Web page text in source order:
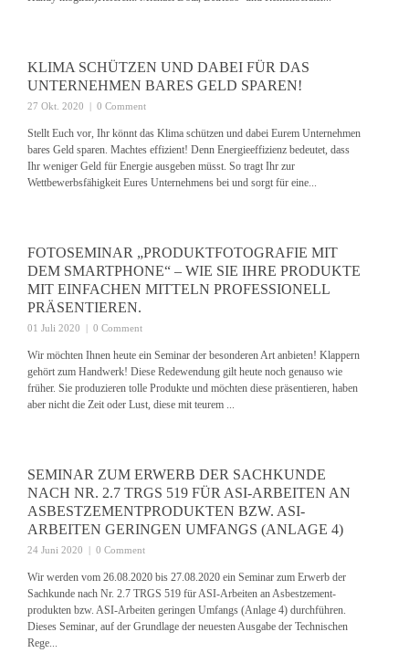
KLIMA SCHÜTZEN UND DABEI FÜR DAS
UNTERNEHMEN BARES GELD SPAREN!
27 Okt. 2020 | 0 Comment
Stellt Euch vor, Ihr könnt das Klima schützen und dabei Eurem Unternehmen
bares Geld sparen. Machtes effizient! Denn Energieeffizienz bedeutet, dass
Ihr weniger Geld für Energie ausgeben müsst. So tragt Ihr zur
Wettbewerbsfähigkeit Eures Unternehmens bei und sorgt für eine...
FOTOSEMINAR „PRODUKTFOTOGRAFIE MIT
DEM SMARTPHONE“ – WIE SIE IHRE PRODUKTE
MIT EINFACHEN MITTELN PROFESSIONELL
PRÄSENTIEREN.
01 Juli 2020 | 0 Comment
Wir möchten Ihnen heute ein Seminar der besonderen Art anbieten! Klappern
gehört zum Handwerk! Diese Redewendung gilt heute noch genauso wie
früher. Sie produzieren tolle Produkte und möchten diese präsentieren, haben
aber nicht die Zeit oder Lust, diese mit teurem ...
SEMINAR ZUM ERWERB DER SACHKUNDE
NACH NR. 2.7 TRGS 519 FÜR ASI-ARBEITEN AN
ASBESTZEMENTPRODUKTEN BZW. ASI-
ARBEITEN GERINGEN UMFANGS (ANLAGE 4)
24 Juni 2020 | 0 Comment
Wir werden vom 26.08.2020 bis 27.08.2020 ein Seminar zum Erwerb der
Sachkunde nach Nr. 2.7 TRGS 519 für ASI-Arbeiten an Asbestzement-
produkten bzw. ASI-Arbeiten geringen Umfangs (Anlage 4) durchführen.
Dieses Seminar, auf der Grundlage der neuesten Ausgabe der Technischen
Rege...